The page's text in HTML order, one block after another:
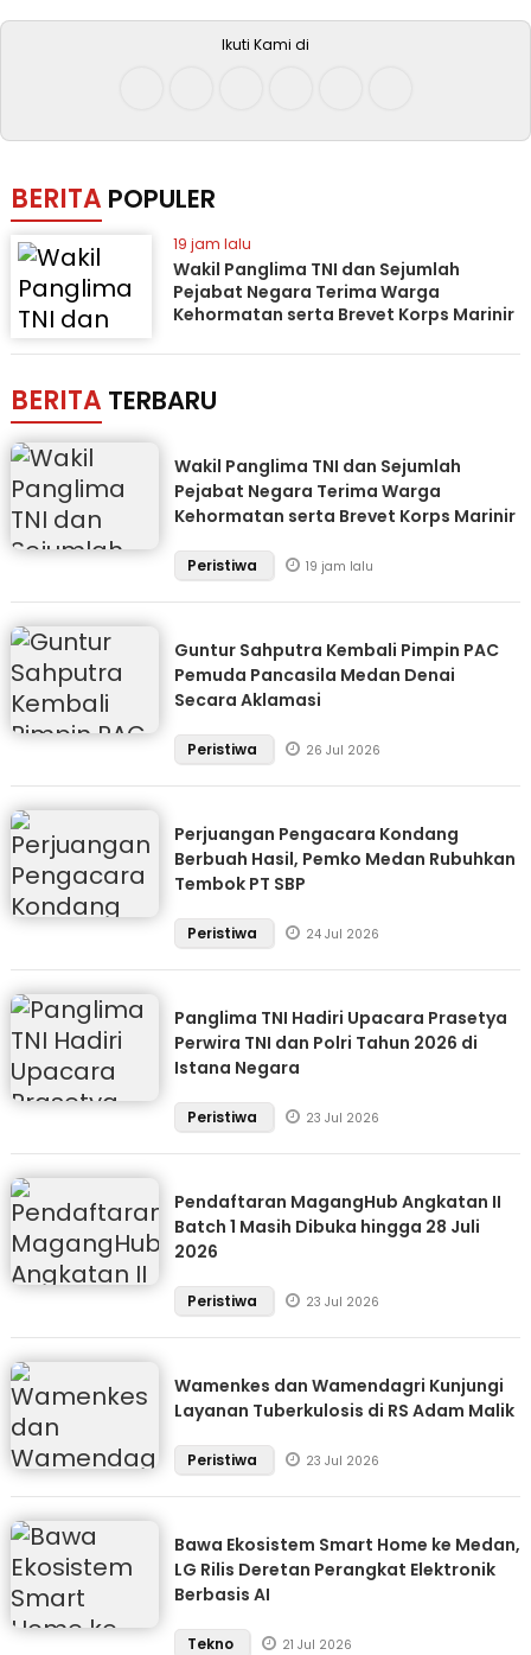
Ikuti Kami di
BERITA POPULER
19 jam lalu
Wakil Panglima TNI dan Sejumlah
Pejabat Negara Terima Warga
Kehormatan serta Brevet Korps Marinir
BERITA TERBARU
Wakil Panglima TNI dan Sejumlah
Pejabat Negara Terima Warga
Kehormatan serta Brevet Korps Marinir
Peristiwa 19 jam lalu
Guntur Sahputra Kembali Pimpin PAC
Pemuda Pancasila Medan Denai
Secara Aklamasi
Peristiwa 26 Jul 2026
Perjuangan Pengacara Kondang
Berbuah Hasil, Pemko Medan Rubuhkan
Tembok PT SBP
Peristiwa 24 Jul 2026
Panglima TNI Hadiri Upacara Prasetya
Perwira TNI dan Polri Tahun 2026 di
Istana Negara
Peristiwa 23 Jul 2026
Pendaftaran MagangHub Angkatan II
Batch 1 Masih Dibuka hingga 28 Juli
2026
Peristiwa 23 Jul 2026
Wamenkes dan Wamendagri Kunjungi
Layanan Tuberkulosis di RS Adam Malik
Peristiwa 23 Jul 2026
Bawa Ekosistem Smart Home ke Medan,
LG Rilis Deretan Perangkat Elektronik
Berbasis AI
Tekno 21 Jul 2026